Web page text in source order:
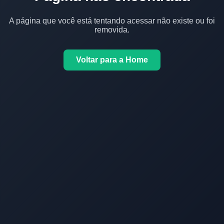
A página que você está tentando acessar não existe ou foi
removida.
Voltar para a Home